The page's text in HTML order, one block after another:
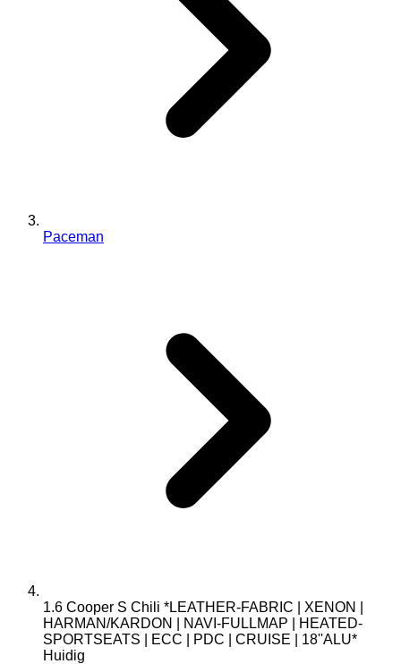
Paceman
1.6 Cooper S Chili *LEATHER-FABRIC | XENON |
HARMAN/KARDON | NAVI-FULLMAP | HEATED-
SPORTSEATS | ECC | PDC | CRUISE | 18''ALU*
Huidig